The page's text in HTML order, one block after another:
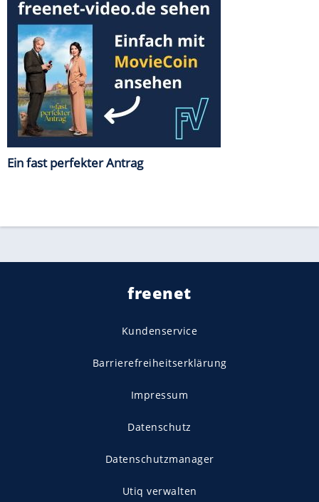
Ein fast perfekter Antrag
freenet
Kundenservice
Barrierefreiheitserklärung
Impressum
Datenschutz
Datenschutzmanager
Utiq verwalten